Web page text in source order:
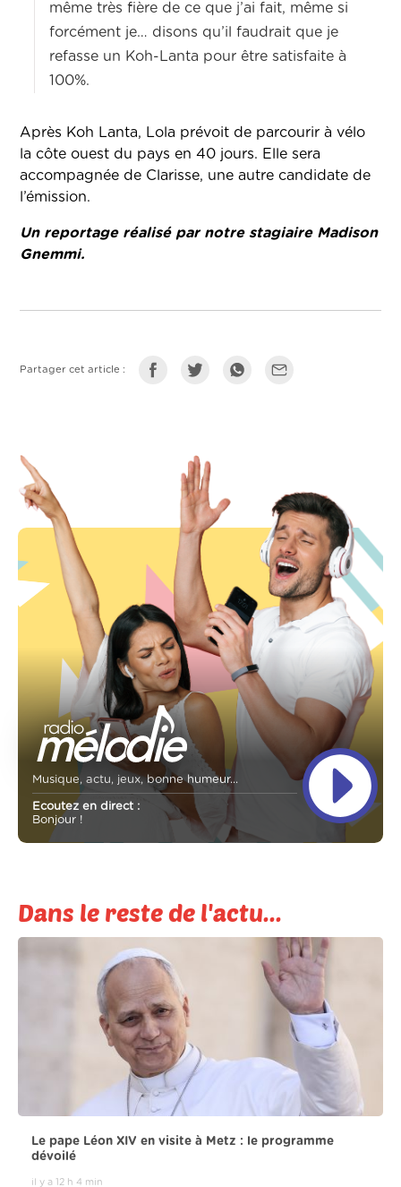
même très fière de ce que j’ai fait, même si
forcément je… disons qu’il faudrait que je
refasse un Koh-Lanta pour être satisfaite à
100%.
Après Koh Lanta, Lola prévoit de parcourir à vélo
la côte ouest du pays en 40 jours. Elle sera
accompagnée de Clarisse, une autre candidate de
l’émission.
Un reportage réalisé par notre stagiaire Madison
Gnemmi.
Partager cet article :
Musique, actu, jeux, bonne humeur...
Ecoutez en direct :
Bonjour !
Dans le reste de l'actu...
Le pape Léon XIV en visite à Metz : le programme
dévoilé
il y a 12 h 4 min